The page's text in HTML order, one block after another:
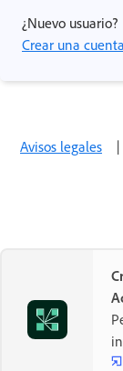
¿Nuevo usuario?
Crear una
Avisos legales